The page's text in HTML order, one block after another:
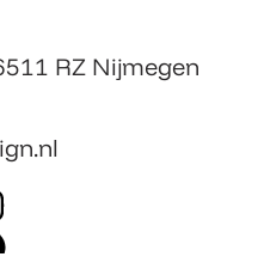
RZ Nijmegen